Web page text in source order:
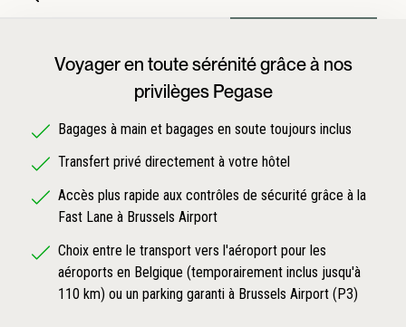
Voyager en toute sérénité grâce à nos
privilèges Pegase
Bagages à main et bagages en soute toujours inclus
Transfert privé directement à votre hôtel
Accès plus rapide aux contrôles de sécurité grâce à la
Fast Lane à Brussels Airport
Choix entre le transport vers l'aéroport pour les
aéroports en Belgique (temporairement inclus jusqu'à
110 km) ou un parking garanti à Brussels Airport (P3)